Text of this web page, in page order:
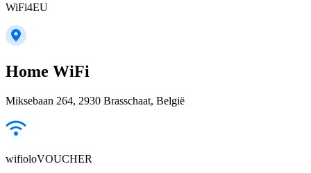
WiFi4EU
Home WiFi
Miksebaan 264, 2930 Brasschaat, België
wifioloVOUCHER